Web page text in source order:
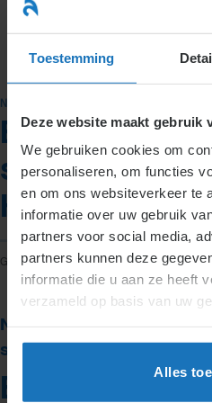
Toestemming
Deze website maakt gebruik
We gebruiken cookies om
personaliseren, om functies
en om ons websiteverkeer te
informatie over uw gebruik
partners voor social media,
partners kunnen deze
informatie die u aan ze heeft
verzameld op basis van uw
Alles
naar
inhoud
NIEUWS
Eindelijk een
Het akkoord
GEPLAATST OP8 SEPTEMBER 2016
Nieuws over arbeidsrecht
september 2016 |
Eindelijk een